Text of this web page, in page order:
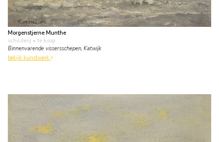
Morgenstjerne Munthe
schilderij • te koop
Binnenvarende vissersschepen, Katwijk
bekijk kunstwerk